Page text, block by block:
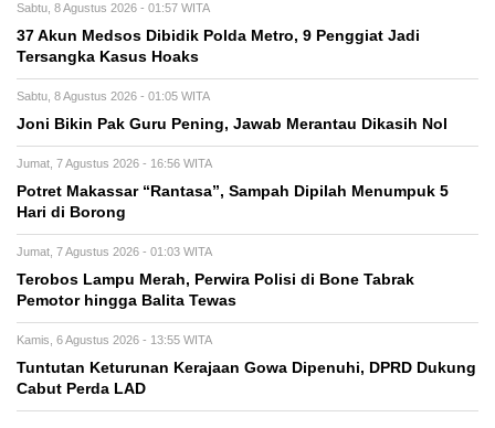
Sabtu, 8 Agustus 2026 - 01:57 WITA
37 Akun Medsos Dibidik Polda Metro, 9 Penggiat Jadi
Tersangka Kasus Hoaks
Sabtu, 8 Agustus 2026 - 01:05 WITA
Joni Bikin Pak Guru Pening, Jawab Merantau Dikasih Nol
Jumat, 7 Agustus 2026 - 16:56 WITA
Potret Makassar “Rantasa”, Sampah Dipilah Menumpuk 5
Hari di Borong
Jumat, 7 Agustus 2026 - 01:03 WITA
Terobos Lampu Merah, Perwira Polisi di Bone Tabrak
Pemotor hingga Balita Tewas
Kamis, 6 Agustus 2026 - 13:55 WITA
Tuntutan Keturunan Kerajaan Gowa Dipenuhi, DPRD Dukung
Cabut Perda LAD